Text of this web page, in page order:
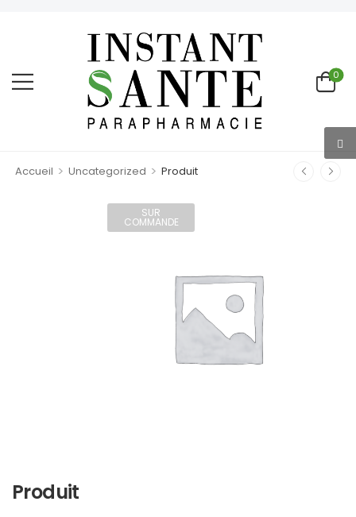
0
Accueil > Uncategorized > Produit
SUR
COMMANDE
Produit